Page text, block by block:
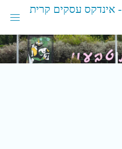
- אינדקס עסקים קרית